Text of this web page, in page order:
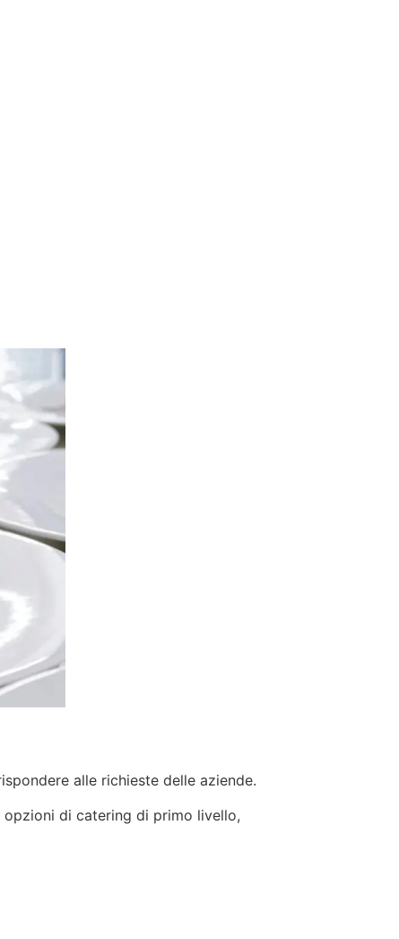
alle richieste delle aziende.
opzioni di catering di primo livello,